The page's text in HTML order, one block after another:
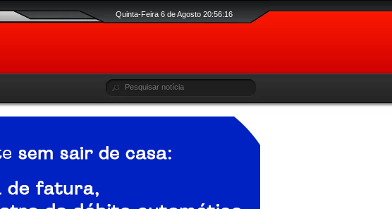
Quinta-Feira 6 de Agosto 20:56:17